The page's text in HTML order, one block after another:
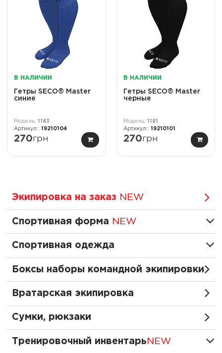
В НАЛИЧИИ
Гетры SECO® Master
синие
1183
19210104
270грн
В НАЛИЧИИ
Гетры SECO® Master
черные
1181
19210101
270грн
Экипировка на заказ NEW
Спортивная форма NEW
Спортивная одежда
Боксы наборы командной экипировки
Вратарская экипировка
Сумки, рюкзаки
Тренировочный инвентарь NEW